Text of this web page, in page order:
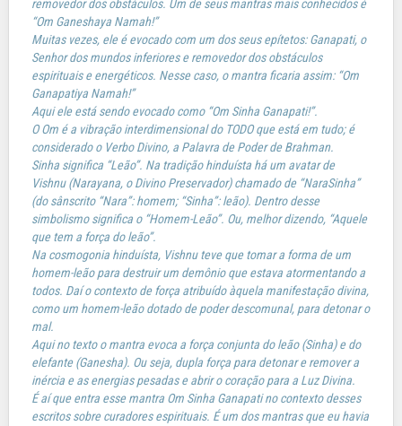
removedor dos obstáculos. Um de seus mantras mais conhecidos é
“Om Ganeshaya Namah!”
Muitas vezes, ele é evocado com um dos seus epítetos: Ganapati, o
Senhor dos mundos inferiores e removedor dos obstáculos
espirituais e energéticos. Nesse caso, o mantra ficaria assim: “Om
Ganapatiya Namah!”
Aqui ele está sendo evocado como “Om Sinha Ganapati!”.
O Om é a vibração interdimensional do TODO que está em tudo; é
considerado o Verbo Divino, a Palavra de Poder de Brahman.
Sinha significa “Leão”. Na tradição hinduísta há um avatar de
Vishnu (Narayana, o Divino Preservador) chamado de “NaraSinha”
(do sânscrito “Nara”: homem; “Sinha”: leão). Dentro desse
simbolismo significa o “Homem-Leão”. Ou, melhor dizendo, “Aquele
que tem a força do leão”.
Na cosmogonia hinduísta, Vishnu teve que tomar a forma de um
homem-leão para destruir um demônio que estava atormentando a
todos. Daí o contexto de força atribuído àquela manifestação divina,
como um homem-leão dotado de poder descomunal, para detonar o
mal.
Aqui no texto o mantra evoca a força conjunta do leão (Sinha) e do
elefante (Ganesha). Ou seja, dupla força para detonar e remover a
inércia e as energias pesadas e abrir o coração para a Luz Divina.
É aí que entra esse mantra Om Sinha Ganapati no contexto desses
escritos sobre curadores espirituais. É um dos mantras que eu havia